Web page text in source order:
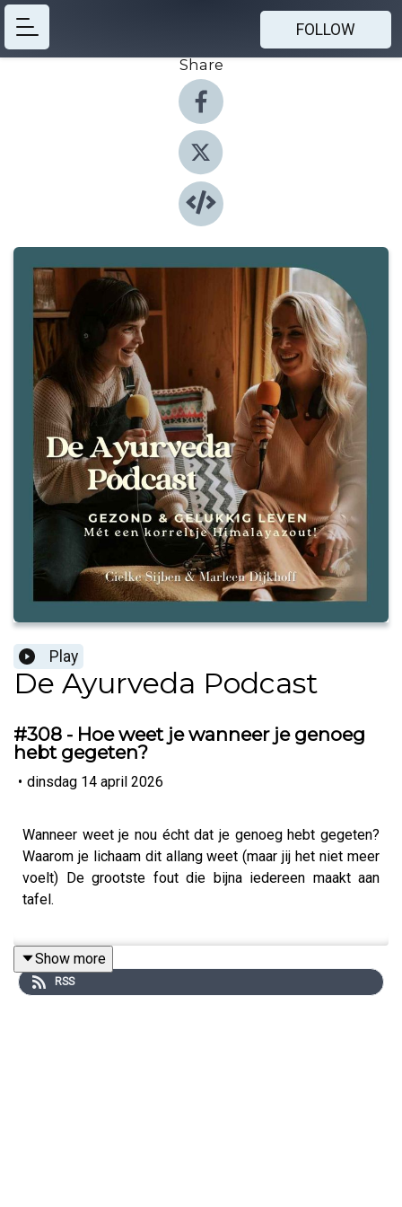
FOLLOW
Share
Play
De Ayurveda Podcast
#308 - Hoe weet je wanneer je genoeg
hebt gegeten?
• dinsdag 14 april 2026
Wanneer weet je nou écht dat je genoeg hebt gegeten?
Waarom je lichaam dit allang weet (maar jij het niet meer
voelt) De grootste fout die bijna iedereen maakt aan
tafel.
En hoe jij weer leert vertrouwen op je eigen gevoel<br>In
deze aflevering leer je hoe je jouw ‘juiste portie’ bepaalt
Show more
RSS